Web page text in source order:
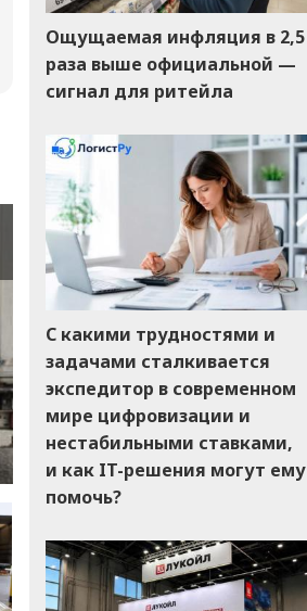
Ощущаемая инфляция в 2,5
раза выше официальной —
сигнал для ритейла
С какими трудностями и
задачами сталкивается
экспедитор в современном
мире цифровизации и
нестабильными ставками,
и как IT-решения могут ему
помочь?